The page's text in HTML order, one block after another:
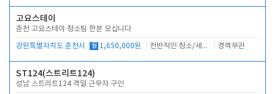
고요스테이
춘천 고요스테이 청소팀 한분 모십니다
강원특별자치도 춘천시 월 1,650,000원 전반적인 청소/세탁업무 경력무관
ST124(스트리트124)
성남 스트리트124 격일 근무자 구인